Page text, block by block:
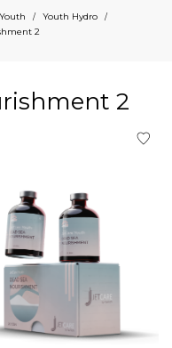
/ Youth Hydro /
2
2